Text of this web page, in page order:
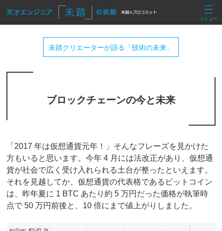
メニュー
未踏クリエーターが語る「技術の未来」
ブロックチェーンの今と未来
「2017 年は仮想通貨元年！」そんなフレーズを見かけた
方もいると思います。今年 4 月には法改正があり、仮想通
貨が社会で広く受け入れられる土台が整ったといえます。
それを見越してか、仮想通貨の代表格であるビットコイン
は、昨年夏に 1 BTC あたり約 5 万円だった価格が執筆時
点で 50 万円前後と、10 倍にまで値上がりしました。